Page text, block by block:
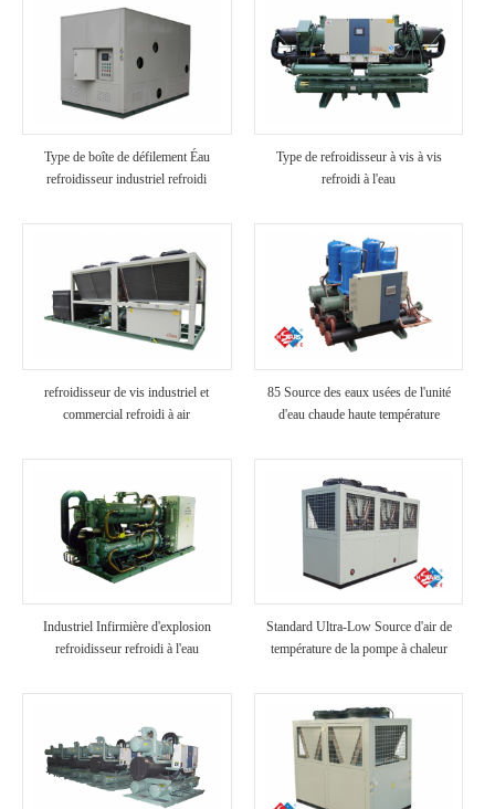
Type de boîte de défilement Éau
refroidisseur industriel refroidi
Type de refroidisseur à vis à vis
refroidi à l'eau
refroidisseur de vis industriel et
commercial refroidi à air
85 Source des eaux usées de l'unité
d'eau chaude haute température
Industriel Infirmière d'explosion
refroidisseur refroidi à l'eau
Standard Ultra-Low Source d'air de
température de la pompe à chaleur